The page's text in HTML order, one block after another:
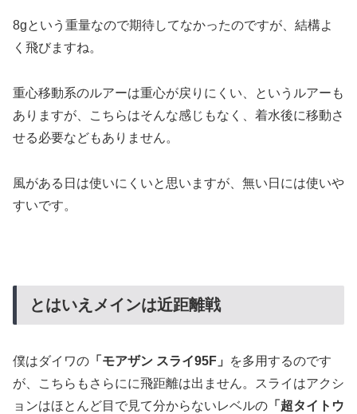
8gという重量なので期待してなかったのですが、結構よ
く飛びますね。
重心移動系のルアーは重心が戻りにくい、というルアーも
ありますが、こちらはそんな感じもなく、着水後に移動さ
せる必要などもありません。
風がある日は使いにくいと思いますが、無い日には使いや
すいです。
とはいえメインは近距離戦
僕はダイワの 「モアザン スライ95F」
を多用するのです
が、こちらもさらにに飛距離は出ません。スライはアクシ
ョンはほとんど目で見て分からないレベルの 「超タイトウ